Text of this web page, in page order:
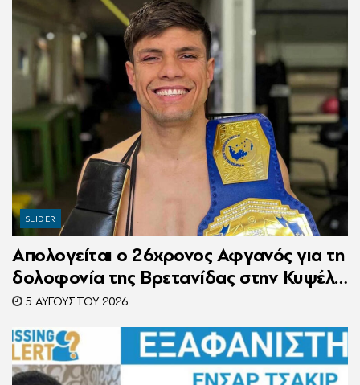
SLIDER
Απολογείται ο 26χρονος Αφγανός για τη
δολοφονία της Βρετανίδας στην Κυψέλη
– Η ιστορία του είχε γίνει ντοκιμαντέρ
5 ΑΥΓΟΎΣΤΟΥ 2026